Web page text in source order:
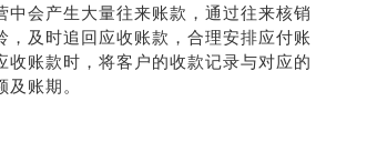
会产生大量往来账款，通过往来核销
及时追回应收账款，合理安排应付账
账款时，将客户的收款记录与对应的
账期。